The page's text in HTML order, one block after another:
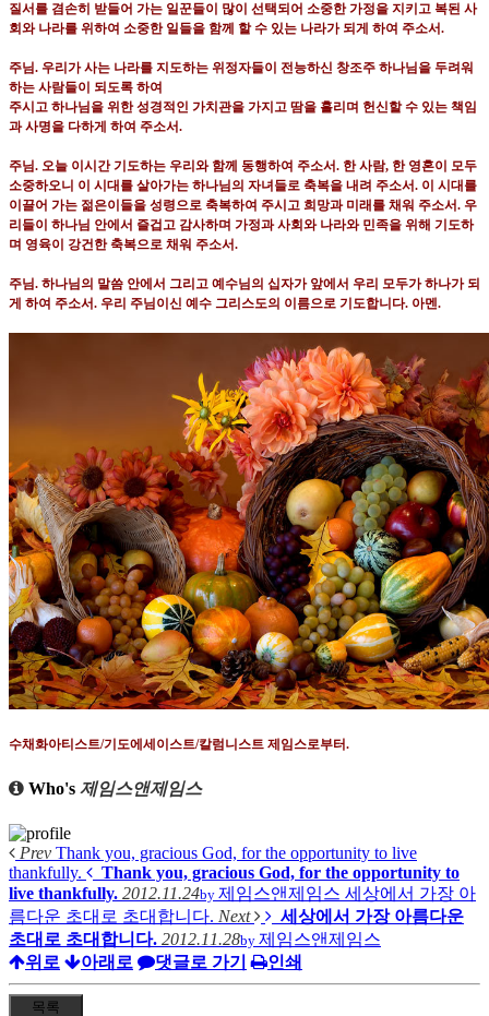
질서를 겸손히 받들어 가는 일꾼들이 많이 선택되어 소중한 가정을 지키고 복된 사
회와 나라를 위하여 소중한 일들을 함께 할 수 있는 나라가 되게 하여 주소서.
주님. 우리가 사는 나라를 지도하는 위정자들이 전능하신 창조주 하나님을 두려워
하는 사람들이 되도록 하여
주시고 하나님을 위한 성경적인 가치관을 가지고 땀을 흘리며 헌신할 수 있는 책임
과 사명을 다하게 하여 주소서.
주님. 오늘 이시간 기도하는 우리와 함께 동행하여 주소서. 한 사람, 한 영혼이 모두
소중하오니 이 시대를 살아가는 하나님의 자녀들로 축복을 내려 주소서. 이 시대를
이끌어 가는 젊은이들을 성령으로 축복하여 주시고 희망과 미래를 채워 주소서. 우
리들이 하나님 안에서 즐겁고 감사하며 가정과 사회와 나라와 민족을 위해 기도하
며 영육이 강건한 축복으로 채워 주소서.
주님. 하나님의 말씀 안에서 그리고 예수님의 십자가 앞에서 우리 모두가 하나가 되
게 하여 주소서. 우리 주님이신 예수 그리스도의 이름으로 기도합니다. 아멘.
수채화아티스트/기도에세이스트/칼럼니스트 제임스로부터.
Who's 제임스앤제임스
Prev Thank you, gracious God, for the opportunity to live
thankfully.
Thank you, gracious God, for the opportunity to
live thankfully. 2012.11.24by 제임스앤제임스 세상에서 가장 아
름다운 초대로 초대합니다. Next
세상에서 가장 아름다운
초대로 초대합니다. 2012.11.28by 제임스앤제임스
위로
아래로 댓글로 가기 인쇄
목록